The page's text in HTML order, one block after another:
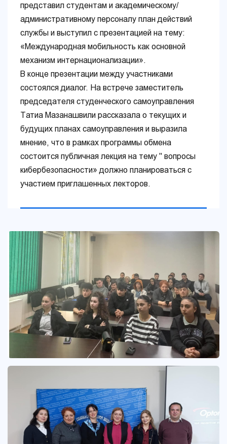
представил студентам и академическому/
административному персоналу план действий
службы и выступил с презентацией на тему:
«Международная мобильность как основной
механизм интернационализации».
В конце презентации между участниками
состоялся диалог. На встрече заместитель
председателя студенческого самоуправления
Татиа Мазанашвили рассказала о текущих и
будущих планах самоуправления и выразила
мнение, что в рамках программы обмена
состоится публичная лекция на тему " вопросы
кибербезопасности» должно планироваться с
участием приглашенных лекторов.